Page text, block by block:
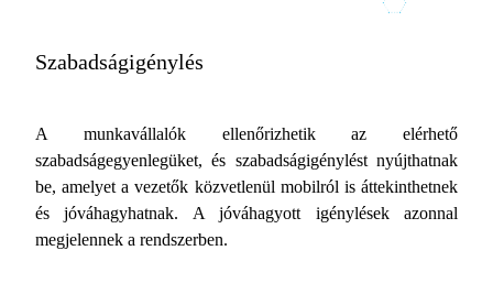
Szabadságigénylés
A munkavállalók ellenőrizhetik az elérhető
szabadságegyenlegüket, és szabadságigénylést nyújthatnak
be, amelyet a vezetők közvetlenül mobilról is áttekinthetnek
és jóváhagyhatnak. A jóváhagyott igénylések azonnal
megjelennek a rendszerben.